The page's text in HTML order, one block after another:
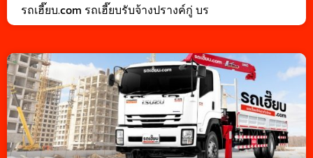
รถเฮี๊ยบ.com รถเฮี๊ยบรับจ้างปรางค์กู่ บร